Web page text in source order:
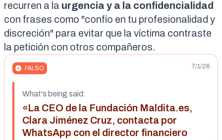
recurren a la urgencia y a la confidencialidad
con frases como "confío en tu profesionalidad y
discreción" para evitar que la víctima contraste
la petición con otros compañeros.
FALSO 7/1/26
What's being said:
«La CEO de la Fundación Maldita.es,
Clara Jiménez Cruz, contacta por
WhatsApp con el director financiero